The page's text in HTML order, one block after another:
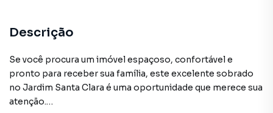
Descrição
Se você procura um imóvel espaçoso, confortável e
pronto para receber sua família, este excelente sobrado
no Jardim Santa Clara é uma oportunidade que merece sua
atenção.